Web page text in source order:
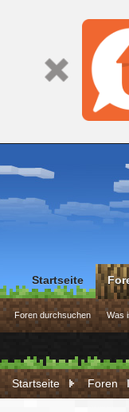
Startseite Foren
Startseite
Foren durchsuchen Was